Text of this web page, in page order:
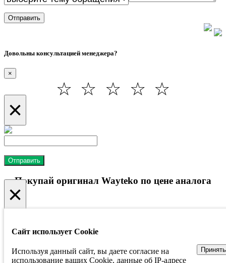
Отправить
Довольны консультацией менеджера?
×
☆
☆
☆
☆
☆
×
Отправить
Покупай оригинал Wayteko по цене аналога
×
Оставь свой телефон - получи суперскидку
Сайт использует Cookie
Используя данный сайт, вы даете согласие на
использование ваших Cookie, данные об IP-адресе
Принять